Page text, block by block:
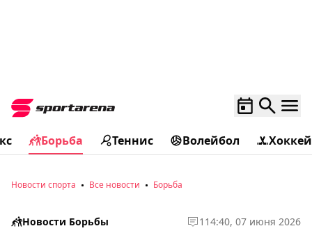
Борьба Теннис Волейбол Хоккей
Новости спорта Все новости Борьба
Новости Борьбы 1 14:40, 07 июня 2026